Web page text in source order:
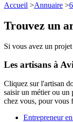
Accueil >Annuaire >
Trouvez un
Si vous avez un
Les artisans à
Cliquez sur l'artisan
saisir un métier ou un
chez vous, pour vous
Entrepreneur